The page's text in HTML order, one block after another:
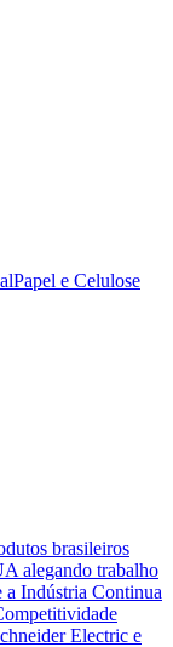
Papel e Celulose
brasileiros
alegando trabalho
a Indústria Continua
Electric e